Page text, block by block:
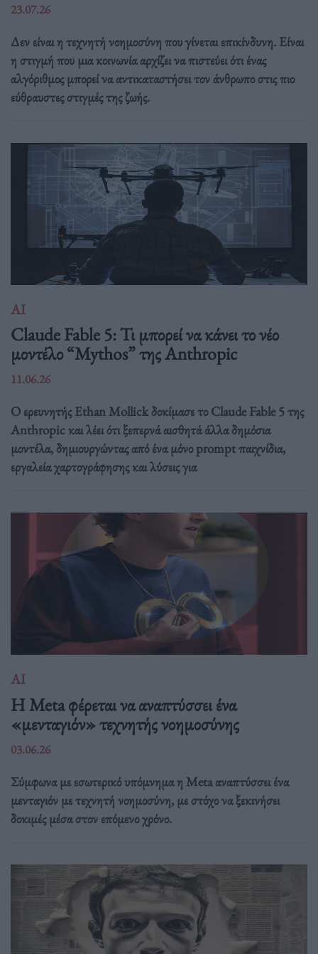
23.07.26
Δεν είναι η τεχνητή νοημοσύνη που γίνεται επικίνδυνη. Είναι
η στιγμή που μια κοινωνία αρχίζει να πιστεύει ότι ένας
αλγόριθμος μπορεί να αντικαταστήσει τον άνθρωπο στις πιο
εύθραυστες στιγμές της ζωής.
ΑΙ
Claude Fable 5: Τι μπορεί να κάνει το νέο
μοντέλο “Mythos” της Anthropic
11.06.26
Ο ερευνητής Ethan Mollick δοκίμασε το Claude Fable 5 της
Anthropic και λέει ότι ξεπερνά αισθητά άλλα δημόσια
μοντέλα, δημιουργώντας από ένα μόνο prompt παιχνίδια,
εργαλεία χαρτογράφησης και λύσεις για
ΑΙ
Η Meta φέρεται να αναπτύσσει ένα
«μενταγιόν» τεχνητής νοημοσύνης
03.06.26
Σύμφωνα με εσωτερικό υπόμνημα η Meta αναπτύσσει ένα
μενταγιόν με τεχνητή νοημοσύνη, με στόχο να ξεκινήσει
δοκιμές μέσα στον επόμενο χρόνο.